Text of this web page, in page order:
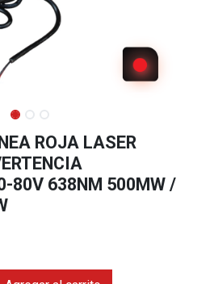
ROJA LASER
80V 638NM 500MW /